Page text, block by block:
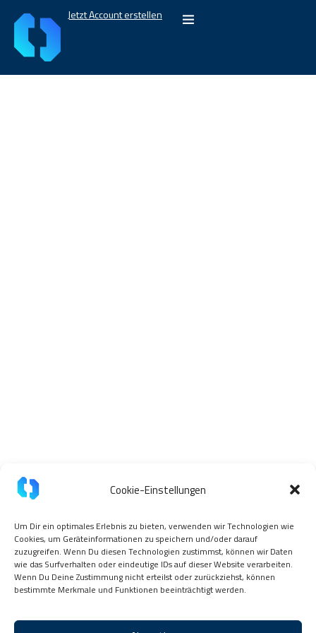
Cookie-Einstellungen
Um Dir ein optimales Erlebnis zu bieten, verwenden wir Technologien wie
Cookies, um Geräteinformationen zu speichern und/oder darauf
zuzugreifen. Wenn Du diesen Technologien zustimmst, können wir Daten
wie das Surfverhalten oder eindeutige IDs auf dieser Website verarbeiten.
Wenn Du Deine Zustimmung nicht erteilst oder zurückziehst, können
bestimmte Merkmale und Funktionen beeinträchtigt werden.
Jetzt Account erstellen